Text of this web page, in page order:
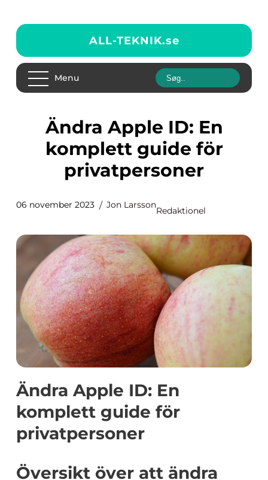
ALL-TEKNIK.se
Menu
Ändra Apple ID: En
komplett guide för
privatpersoner
06 november 2023 Jon Larsson
Redaktionel
Ändra Apple ID: En
komplett guide för
privatpersoner
Översikt över att ändra